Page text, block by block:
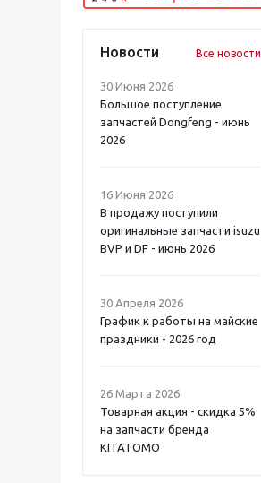
Новости Все новости
30 Июня 2026
Большое поступление
запчастей Dongfeng - июнь
2026
16 Июня 2026
В продажу поступили
оригинальные запчасти isuzu
BVP и DF - июнь 2026
30 Апреля 2026
График к работы на майские
праздники - 2026 год
26 Марта 2026
Товарная акция - скидка 5%
на запчасти бренда
KITATOMO